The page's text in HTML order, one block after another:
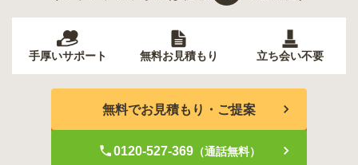
手厚いサポート 無料お見積もり 立ち会い不要
無料でお見積もり・ご提案
0120-527-369（通話無料）